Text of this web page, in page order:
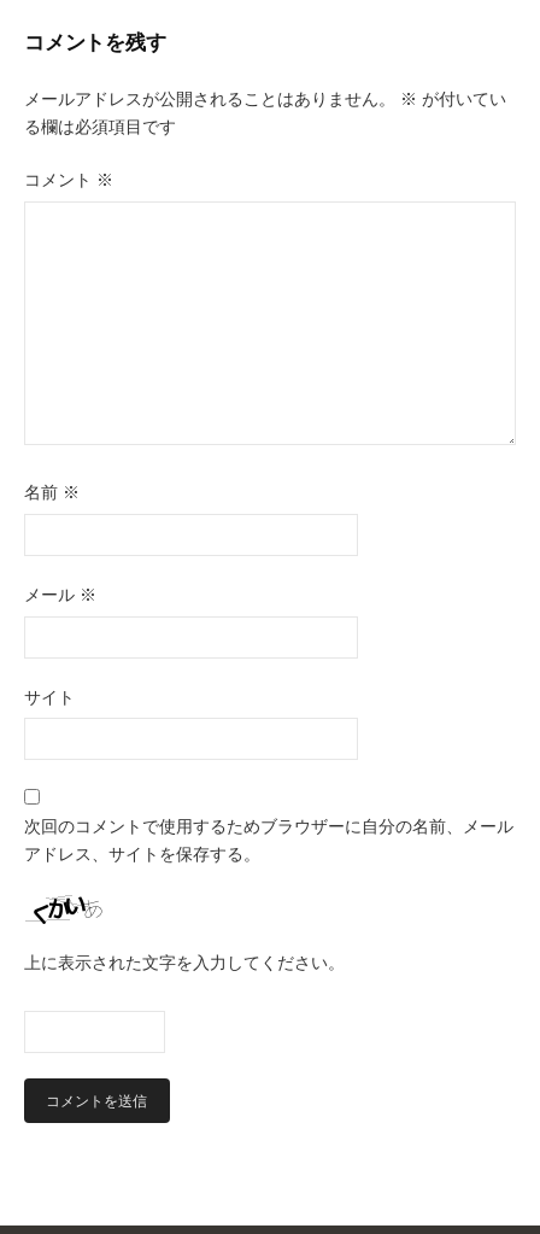
ビ
ゲ
ー
シ
コメントを残す
メールアドレスが公開されることはありません。 ※ が付いてい
る欄は必須項目です
コメント ※
名前 ※
メール ※
サイト
次回のコメントで使用するためブラウザーに自分の名前、メール
アドレス、サイトを保存する。
上に表示された文字を入力してください。